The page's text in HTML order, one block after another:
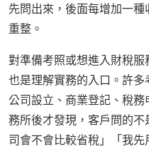
先問出來，後面每增加一
重整。
對準備考照或想進入財稅
也是理解實務的入口。許多
公司設立、商業登記、稅
務所後才發現，客戶問的
司會不會比較省稅」「我